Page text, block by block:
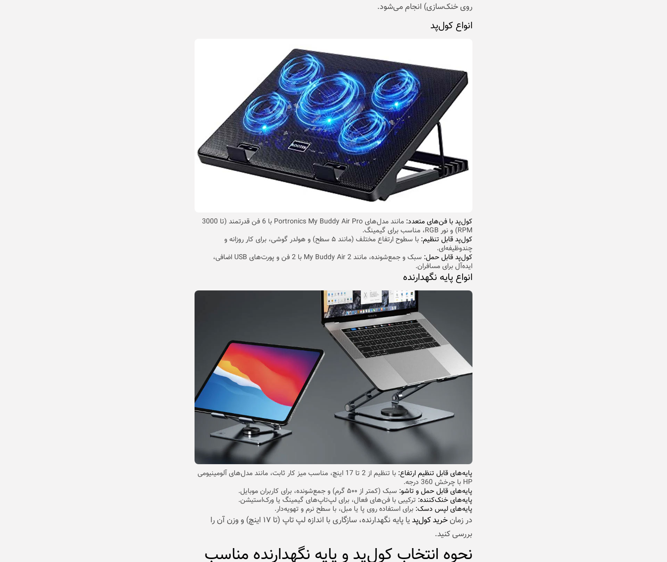
روی خنک‌سازی) انجام می‌شود.
انواع کول‌پد
کول‌پد با فن‌های متعدد:
مانند مدل‌های Portronics My Buddy Air Pro با 6 فن قدرتمند (تا 3000
RPM) و نور RGB، مناسب برای گیمینگ.
کول‌پد قابل تنظیم:
با سطوح ارتفاع مختلف (مانند ۵ سطح) و هولدر گوشی، برای کار روزانه و
چندوظیفه‌ای.
کول‌پد قابل حمل:
سبک و جمع‌شونده، مانند My Buddy Air 2 با 2 فن و پورت‌های USB اضافی،
ایده‌آل برای مسافران.
انواع پایه نگهدارنده
پایه‌های قابل تنظیم ارتفاع:
با تنظیم از 2 تا 17 اینچ، مناسب میز کار ثابت، مانند مدل‌های آلومینیومی
HP با چرخش 360 درجه.
پایه‌های قابل حمل و تاشو: سبک (کمتر از ۵۰۰ گرم) و جمع‌شونده، برای کاربران موبایل.
پایه‌های خنک‌کننده: ترکیبی با فن‌های فعال، برای لپ‌تاپ‌های گیمینگ یا ورک‌استیشن.
پایه‌های لپس‌ دسک: برای استفاده روی پا یا مبل، با سطح نرم و تهویه‌دار.
در زمانخرید کول‌پد
یا پایه نگهدارنده، سازگاری با اندازه لپ‌ تاپ (تا ۱۷ اینچ) و وزن آن را
بررسی کنید.
نحوه انتخاب کول‌پد و پایه نگهدارنده مناسب